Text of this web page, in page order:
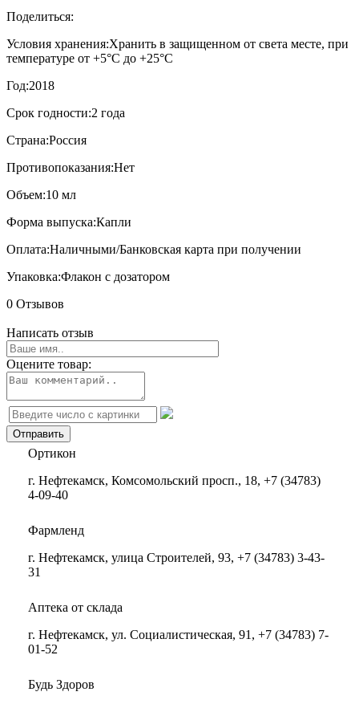
Поделиться:
Условия хранения:Хранить в защищенном от света месте, при
температуре от +5°С до +25°С
Год:2018
Срок годности:2 года
Страна:Россия
Противопоказания:Нет
Объем:10 мл
Форма выпуска:Капли
Оплата:Наличными/Банковская карта при получении
Упаковка:Флакон с дозатором
0 Отзывов
Написать отзыв
Оцените товар:
Ортикон
г. Нефтекамск, Комсомольский просп., 18, +7 (34783)
4-09-40
Фармленд
г. Нефтекамск, улица Строителей, 93, +7 (34783) 3-43-
31
Аптека от склада
г. Нефтекамск, ул. Социалистическая, 91, +7 (34783) 7-
01-52
Будь Здоров